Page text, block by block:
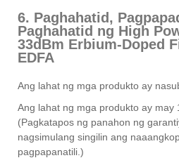
6. Paghahatid,
Paghahatid ng High
33dBm Erbium-Doped
EDFA
Ang lahat ng mga produkto ay
Ang lahat ng mga produkto ay may
(Pagkatapos ng panahon ng
nagsimulang singilin ang
pagpapanatili.)